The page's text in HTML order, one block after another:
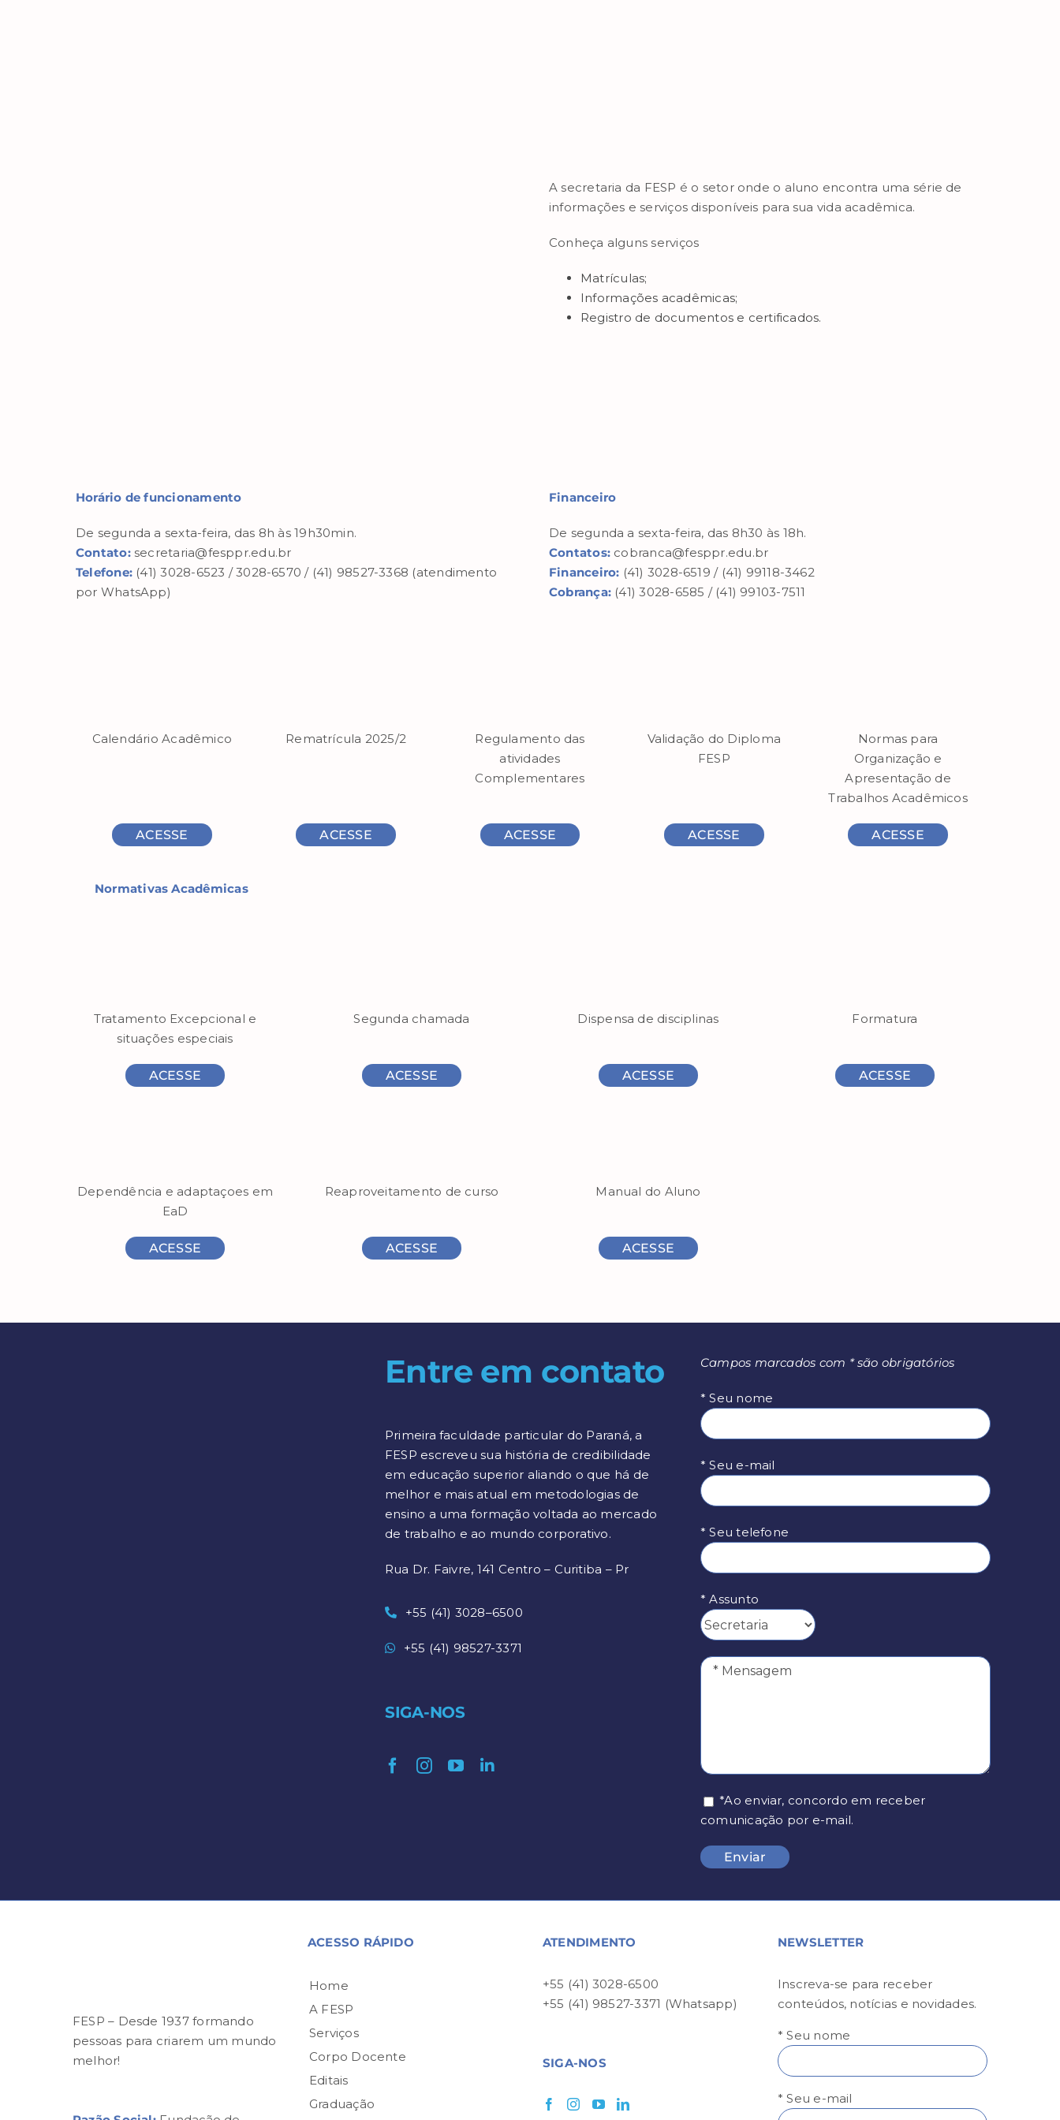
A secretaria da FESP é o setor onde o aluno encontra uma série de
informações e serviços disponíveis para sua vida acadêmica.
Conheça alguns serviços
Matrículas;
Informações acadêmicas;
Registro de documentos e certificados.
Horário de funcionamento
De segunda a sexta-feira, das 8h às 19h30min.
Contato:secretaria@fesppr.edu.br
Telefone: (41) 3028-6523 / 3028-6570 / (41) 98527-3368 (atendimento
por WhatsApp)
Financeiro
De segunda a sexta-feira, das 8h30 às 18h.
Contatos: cobranca@fesppr.edu.br
Financeiro: (41) 3028-6519 / (41) 99118-3462
Cobrança: (41) 3028-6585 / (41) 99103-7511
Calendário Acadêmico
ACESSE
Rematrícula 2025/2
ACESSE
Regulamento das
atividades
Complementares
ACESSE
Validação do Diploma
FESP
ACESSE
Normas para
Organização e
Apresentação de
Trabalhos Acadêmicos
ACESSE
Normativas Acadêmicas
Tratamento Excepcional e
situações especiais
ACESSE
Segunda chamada
ACESSE
Dispensa de disciplinas
ACESSE
Formatura
ACESSE
Dependência e adaptaçoes em
EaD
ACESSE
Reaproveitamento de curso
ACESSE
Manual do Aluno
ACESSE
Entre em contato
Primeira faculdade particular do Paraná, a
FESP escreveu sua história de credibilidade
em educação superior aliando o que há de
melhor e mais atual em metodologias de
ensino a uma formação voltada ao mercado
de trabalho e ao mundo corporativo.
Rua Dr. Faivre, 141 Centro – Curitiba – Pr
+55 (41) 3028–6500
+55 (41) 98527-3371
SIGA-NOS
Campos marcados com * são obrigatórios
* Seu nome
* Seu e-mail
* Seu telefone
* Assunto
*Ao enviar, concordo em receber
comunicação por e-mail.
FESP – Desde 1937 formando
pessoas para criarem um mundo
melhor!
ACESSO RÁPIDO
Home
A FESP
Serviços
Corpo Docente
Editais
Graduação
ATENDIMENTO
+55 (41) 3028-6500
+55 (41) 98527-3371 (Whatsapp)
SIGA-NOS
NEWSLETTER
Inscreva-se para receber
conteúdos, notícias e novidades.
* Seu nome
* Seu e-mail